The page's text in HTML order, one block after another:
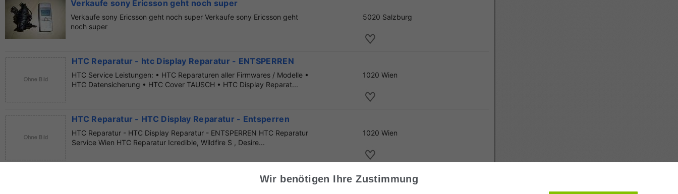
Verkaufe sony Ericsson geht noch super
Verkaufe sony Ericsson geht noch super Verkaufe sony Ericsson geht
noch super
5020 Salzburg
HTC Reparatur - htc Display Reparatur - ENTSPERREN
HTC Service Leistungen: • HTC Reparaturen aller Firmwares / Modelle •
HTC Datensicherung • HTC Cover TAUSCH • HTC Display Reparat...
1020 Wien
HTC Reparatur - HTC Display Reparatur - Entsperren
HTC Reparatur - HTC Display Reparatur - ENTSPERREN HTC Reparatur
Service Wien HTC Reparatur Icredible, Wildfire S , Desire...
1020 Wien
Ladegeräte Siemens, Sony Ericsson, BlackBerryWir benötigen Ihre Zustimmung